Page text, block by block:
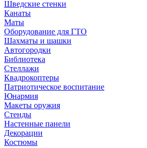
Шведские стенки
Канаты
Маты
Оборудование для ГТО
Шахматы и шашки
Автогородки
Библиотека
Стеллажи
Квадрокоптеры
Патриотическое воспитание
Юнармия
Макеты оружия
Стенды
Настенные панели
Декорации
Костюмы